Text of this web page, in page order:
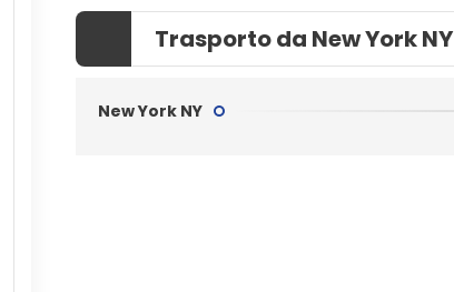
Trasporto da New York NY
New York NY